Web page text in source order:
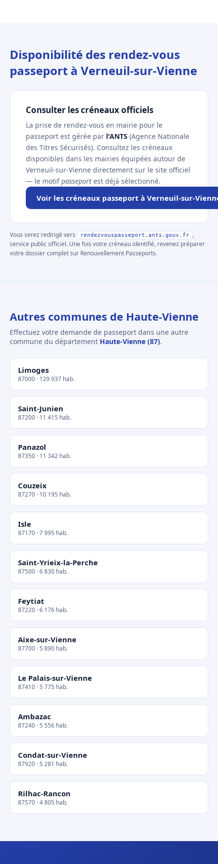
Disponibilité des rendez-vous
passeport à Verneuil-sur-Vienne
Consulter les créneaux officiels
La prise de rendez-vous en mairie pour le
passeport est gérée par l'ANTS (Agence Nationale
des Titres Sécurisés). Consultez les créneaux
disponibles dans les mairies équipées autour de
Verneuil-sur-Vienne directement sur le site officiel
— le motifpasseport est déjà sélectionné.
Voir les créneaux passeport à Verneuil-sur-
Vous serez redirigé vers rendezvouspasseport.ants.gouv.fr
,
service public officiel. Une fois votre créneau identifié, revenez préparer
votre dossier complet sur Renouvellement Passeports.
Autres communes de Haute-Vienne
Effectuez votre demande de passeport dans une autre
commune du département Haute-Vienne (87).
Limoges
87000 · 129 937 hab.
Saint-Junien
87200 · 11 415 hab.
Panazol
87350 · 11 342 hab.
Couzeix
87270 · 10 195 hab.
Isle
87170 · 7 995 hab.
Saint-Yrieix-la-Perche
87500 · 6 830 hab.
Feytiat
87220 · 6 176 hab.
Aixe-sur-Vienne
87700 · 5 890 hab.
Le Palais-sur-Vienne
87410 · 5 775 hab.
Ambazac
87240 · 5 556 hab.
Condat-sur-Vienne
87920 · 5 281 hab.
Rilhac-Rancon
87570 · 4 805 hab.